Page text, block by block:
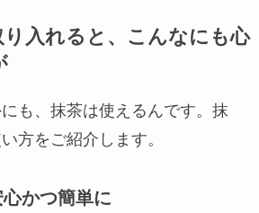
入れると、こんなにも心
も、抹茶は使えるんです。抹
方をご紹介します。
かつ簡単に